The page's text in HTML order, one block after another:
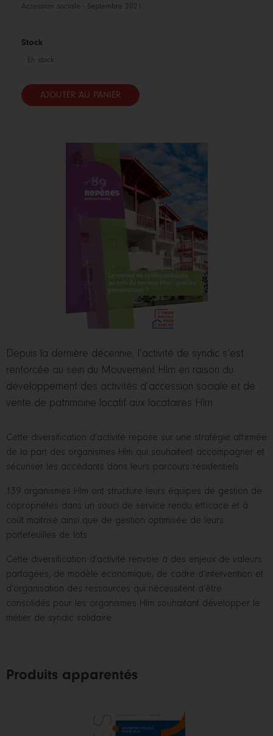
Depuis la dernière décennie, l’activité de syndic s’est
renforcée au sein du Mouvement Hlm en raison du
développement des activités d’accession sociale et de
vente de patrimoine locatif aux locataires Hlm
Cette diversification d'activité repose sur une stratégie affirmée
de la part des organismes Hlm qui souhaitent accompagner et
sécuriser les accédants dans leurs parcours résidentiels.
139 organismes Hlm ont structuré leurs équipes de gestion de
copropriétés dans un souci de service rendu efficace et à
coût maitrisé ainsi que de gestion optimisée de leurs
portefeuilles de lots.
Cette diversification d'activité renvoie à des enjeux de valeurs
partagées, de modèle économique, de cadre d’intervention et
d’organisation des ressources qui nécessitent d’être
consolidés pour les organismes Hlm souhaitant développer le
métier de syndic solidaire.
Produits apparentés
Accession sociale - Septembre 2021
Stock
En stock